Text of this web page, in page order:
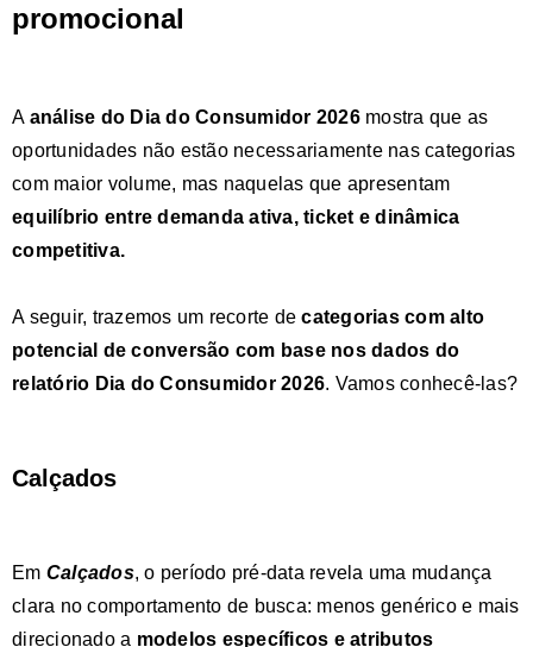
promocional
A análise do Dia do Consumidor 2026mostra que as
oportunidades não estão necessariamente nas categorias
com maior volume, mas naquelas que apresentam
equilíbrio entre demanda ativa, ticket e dinâmica
competitiva.
A seguir, trazemos um recorte decategorias com alto
potencial de conversão com base nos dados do
relatório Dia do Consumidor 2026. Vamos conhecê-las?
Calçados
Em Calçados, o período pré-data revela uma mudança
clara no comportamento de busca: menos genérico e mais
direcionado a modelos específicos e atributos